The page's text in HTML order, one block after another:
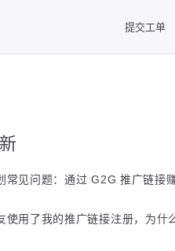
提交工单
常见问题：通过 G2G 推广链接
使用了我的推广链接注册，为什